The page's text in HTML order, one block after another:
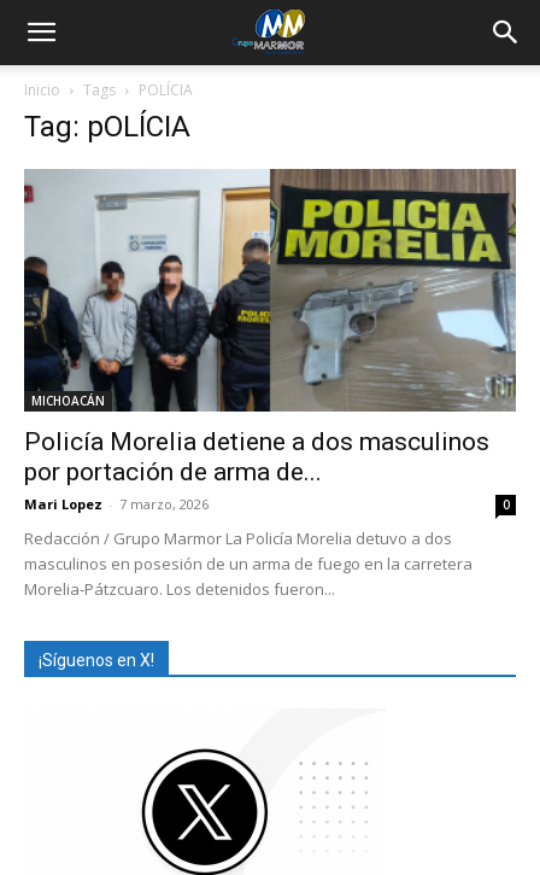
Inicio Tags POLÍCIA
Tag: pOLÍCIA
MICHOACÁN
Policía Morelia detiene a dos masculinos
por portación de arma de...
Mari Lopez - 7 marzo, 2026 0
Redacción / Grupo Marmor La Policía Morelia detuvo a dos
masculinos en posesión de un arma de fuego en la carretera
Morelia-Pátzcuaro. Los detenidos fueron...
¡Síguenos en X!